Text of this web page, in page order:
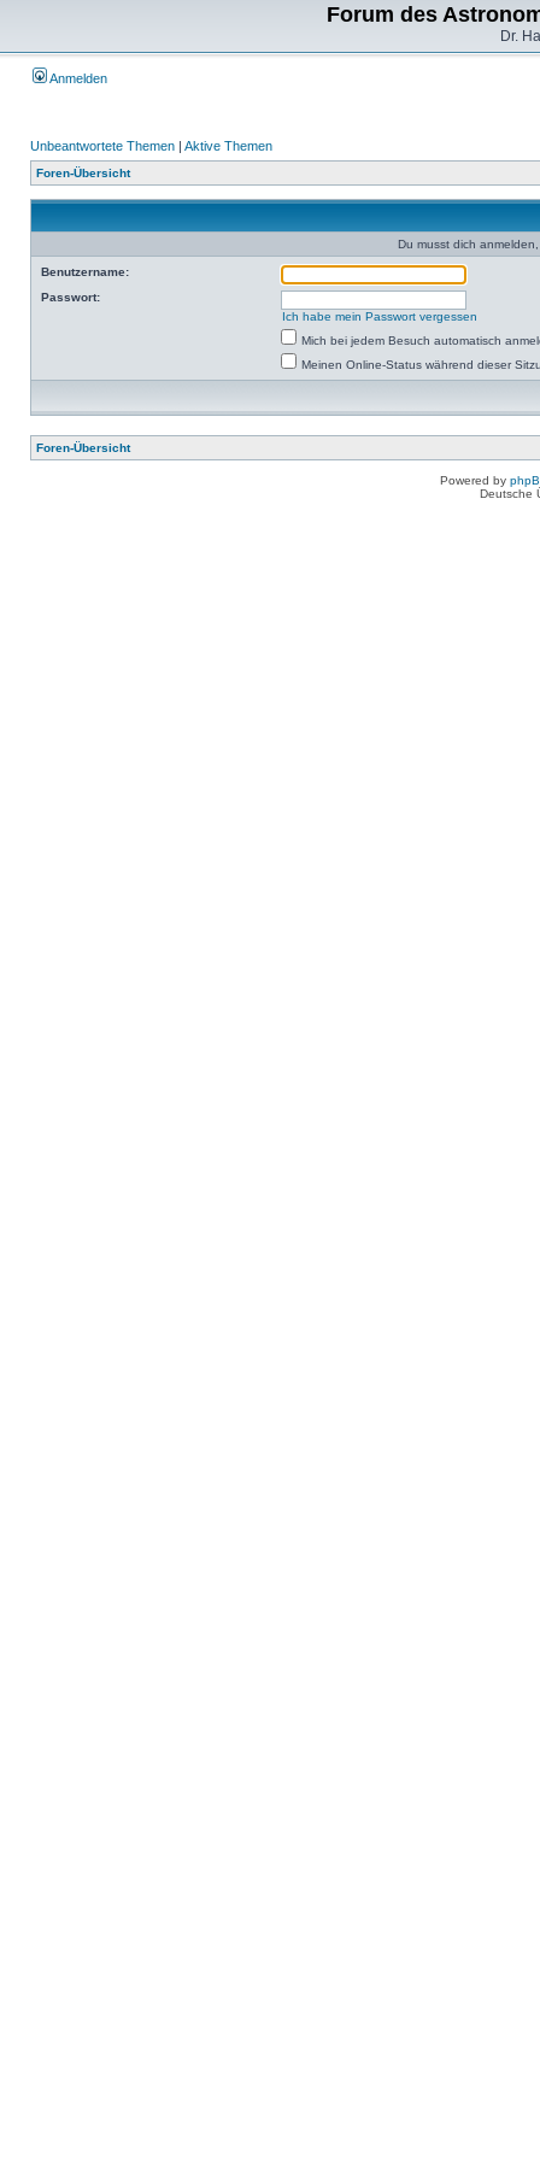
Forum des
Dr.
Anmelden
Unbeantwortete Themen | Aktive Themen
Foren-Übersicht
Du musst dich
Benutzername:
Passwort:
Ich habe mein Passwort vergessen
Mich bei jedem Besuch automatisch
Meinen Online-Status während dieser
Foren-Übersicht
Powered by
Deutsche